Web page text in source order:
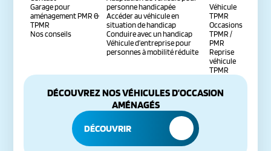
Garage pour
aménagement PMR &
TPMR
Nos conseils
personne handicapée
Accéder au véhicule en
situation de handicap
Conduire avec un handicap
Véhicule d’entreprise pour
personnes à mobilité réduite
Véhicule
TPMR
Occasions
TPMR /
PMR
Reprise
véhicule
TPMR
DÉCOUVREZ NOS VÉHICULES D’OCCASION
AMÉNAGÉS
DÉCOUVRIR